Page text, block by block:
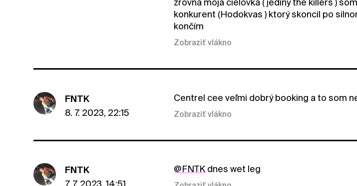
zrovna moja cielovka ( jediný the killers )
konkurent (Hodokvas ) ktorý skoncil po
končím
Zobraziť vlákno
FNTK
8. 7. 2023, 22:15
Centrel cee veľmi dobrý booking a to som
Zobraziť vlákno
FNTK
7. 7. 2023, 14:51
@FNTKdnes wet leg